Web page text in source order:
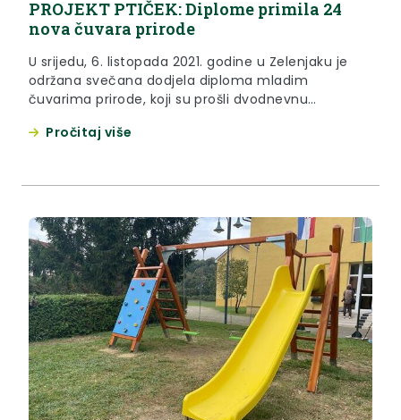
PROJEKT PTIČEK: Diplome primila 24
nova čuvara prirode
U srijedu, 6. listopada 2021. godine u Zelenjaku je
održana svečana dodjela diploma mladim
čuvarima prirode, koji su prošli dvodnevnu
godina provodi Javna ustanova za upravljanje
Pročitaj više